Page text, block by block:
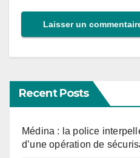
Recent Posts
Médina : la police
d’une opération de